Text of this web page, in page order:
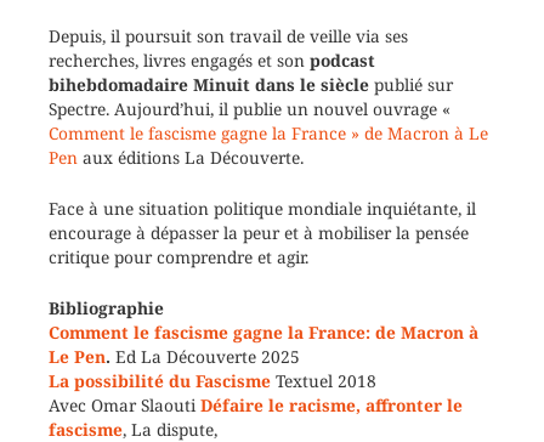
Depuis, il poursuit son travail de veille via ses
recherches, livres engagés et son podcast
bihebdomadaire Minuit dans le siècle publié sur
Spectre. Aujourd’hui, il publie un nouvel ouvrage «
Comment le fascisme gagne la France » de Macron à Le
Pen aux éditions La Découverte.
Face à une situation politique mondiale inquiétante, il
encourage à dépasser la peur et à mobiliser la pensée
critique pour comprendre et agir.
Bibliographie
Comment le fascisme gagne la France: de Macron à
Le Pen. Ed La Découverte 2025
La possibilité du Fascisme Textuel 2018
Avec Omar Slaouti Défaire le racisme, affronter le
fascisme, La dispute,